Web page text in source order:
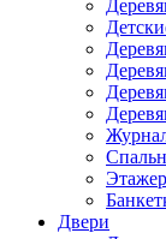
Двери